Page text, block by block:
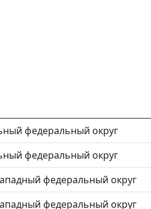
федеральный округ
федеральный округ
федеральный округ
федеральный округ